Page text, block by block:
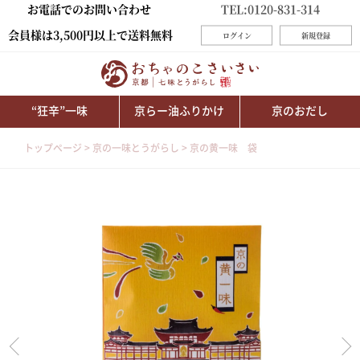
お電話でのお問い合わせ
TEL:0120-831-314
会員様は3,500円以上で送料無料
ログイン 新規登録
“狂辛”一味 京らー油ふりかけ 京のおだし
トップページ 京の一味とうがらし 京の黄一味 袋